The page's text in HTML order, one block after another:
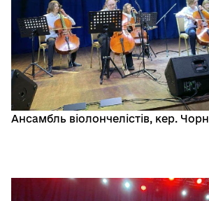
Ансамбль віолончелістів, кер.